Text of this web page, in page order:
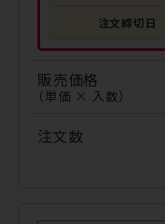
注文締切日
販売価格
（単価 × 入数）
注文数